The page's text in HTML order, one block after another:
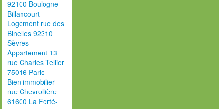
92100 Boulogne-
Billancourt
Logement rue des
Binelles 92310
Sèvres
Appartement 13
rue Charles Tellier
75016 Paris
Bien immobilier
rue Chevrollière
61600 La Ferté-